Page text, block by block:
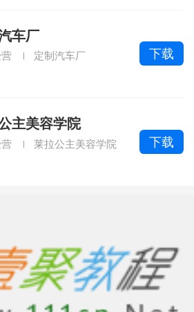
车厂
定制汽车厂 下载
主美容学院
莱拉公主美容学院 下载